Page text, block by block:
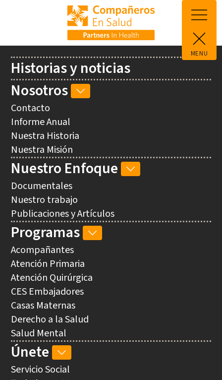
Skip to main content
MENU
Main
navigation
Historias y noticias
Nosotros
NOSOTROS
Contacto
Informe Anual
Nuestra Historia
Nuestra Misión
Nuestro Enfoque
NUESTRO
Documentales
Nuestro trabajo
Publicaciones y Artículos
Programas
PROGRAMAS
Acompañantes
Atención Primaria
Atención Quirúrgica
CES Embajadores
Casas Maternas
Derecho a la Salud
Salud Mental
Únete
ÚNETE
SUB-
Servicio Social